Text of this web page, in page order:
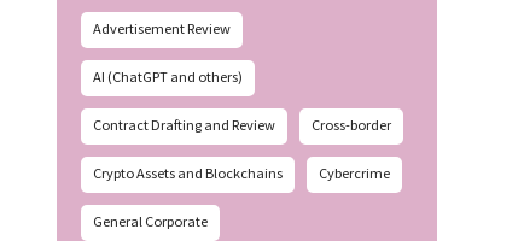
Advertisement Review
AI (ChatGPT and others)
Contract Drafting and Review Cross-border
Crypto Assets and Blockchains Cybercrime
General Corporate